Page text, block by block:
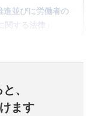
進並びに労働者の
関する法律」
、
ます